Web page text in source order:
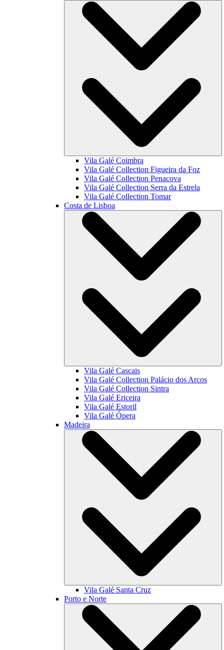
Vila Galé Coimbra
Vila Galé Collection Figueira da Foz
Vila Galé Collection Penacova
Vila Galé Collection Serra da Estrela
Vila Galé Collection Tomar
Costa de Lisboa
Vila Galé Cascais
Vila Galé Collection Palácio dos Arcos
Vila Galé Collection Sintra
Vila Galé Ericeira
Vila Galé Estoril
Vila Galé Ópera
Madeira
Vila Galé Santa Cruz
Porto e Norte